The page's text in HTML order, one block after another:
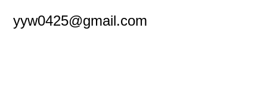
yyw0425@gmail.com